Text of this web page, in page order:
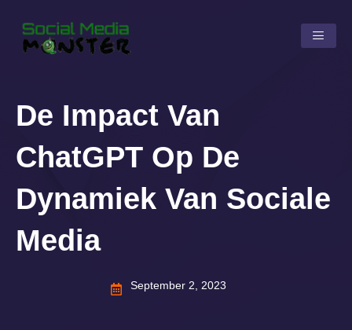
content
De Impact Van
ChatGPT Op De
Dynamiek Van Sociale
Media
September 2, 2023